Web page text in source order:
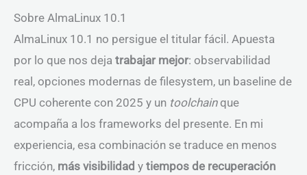
Sobre AlmaLinux 10.1
AlmaLinux 10.1 no persigue el titular fácil. Apuesta
por lo que nos deja trabajar mejor: observabilidad
real, opciones modernas de filesystem, un baseline de
CPU coherente con 2025 y un toolchainque
acompaña a los frameworks del presente. En mi
experiencia, esa combinación se traduce en menos
fricción, más visibilidad y tiempos de recuperación